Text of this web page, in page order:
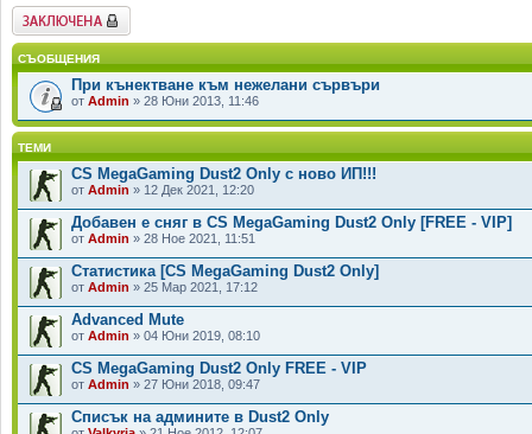
Заключен форум
СЪОБЩЕНИЯ
При кънектване към нежелани сървъри
от Admin » 28 Юни 2013, 11:46
ТЕМИ
CS MegaGaming Dust2 Only с ново ИП!!!
от Admin » 12 Дек 2021, 12:20
Добавен е сняг в CS MegaGaming Dust2 Only [FREE - VIP]
от Admin » 28 Ное 2021, 11:51
Статистика [CS MegaGaming Dust2 Only]
от Admin » 25 Мар 2021, 17:12
Advanced Mute
от Admin » 04 Юни 2019, 08:10
CS MegaGaming Dust2 Only FREE - VIP
от Admin » 27 Юни 2018, 09:47
Списък на админите в Dust2 Only